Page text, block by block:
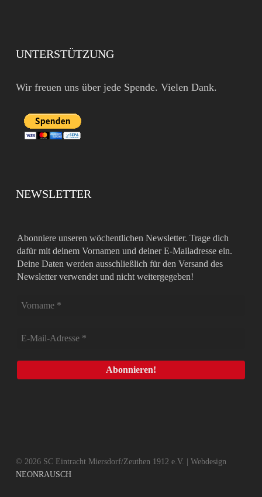
UNTERSTÜTZUNG
Wir freuen uns über jede Spende. Vielen Dank.
NEWSLETTER
Abonniere unseren wöchentlichen Newsletter. Trage dich
dafür mit deinem Vornamen und deiner E-Mailadresse ein.
Deine Daten werden ausschließlich für den Versand des
Newsletter verwendet und nicht weitergegeben!
© 2026 SC Eintracht Miersdorf/Zeuthen 1912 e.V. | Webdesign
NEONRAUSCH